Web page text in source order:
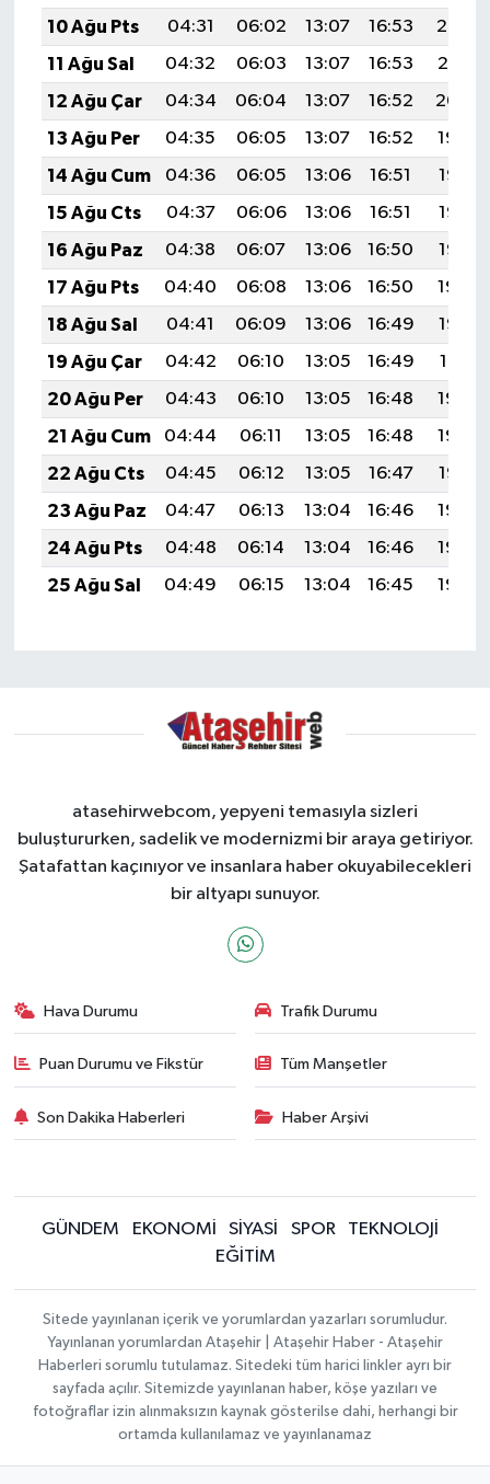
10 Ağu Pts
04:31 06:02 13:07 16:53
20:02
11 Ağu Sal
04:32 06:03 13:07 16:53
20:01
12 Ağu Çar
04:34 06:04 13:07 16:52
20:00
13 Ağu Per
04:35 06:05 13:07 16:52
19:59
14 Ağu Cum
04:36 06:05 13:06 16:51
19:57
15 Ağu Cts
04:37 06:06 13:06 16:51
19:56
16 Ağu Paz
04:38 06:07 13:06 16:50
19:55
17 Ağu Pts
04:40 06:08 13:06 16:50
19:54
18 Ağu Sal
04:41 06:09 13:06 16:49
19:52
19 Ağu Çar
04:42 06:10 13:05 16:49
19:51
20 Ağu Per
04:43 06:10 13:05 16:48
19:50
21 Ağu Cum
04:44 06:11 13:05 16:48
19:49
22 Ağu Cts
04:45 06:12 13:05 16:47
19:47
23 Ağu Paz
04:47 06:13 13:04 16:46
19:46
24 Ağu Pts
04:48 06:14 13:04 16:46
19:45
25 Ağu Sal
04:49 06:15 13:04 16:45 19:43
atasehirwebcom, yepyeni temasıyla sizleri
buluştururken, sadelik ve modernizmi bir araya getiriyor.
Şatafattan kaçınıyor ve insanlara haber okuyabilecekleri
bir altyapı sunuyor.
Hava Durumu Trafik Durumu
Puan Durumu ve Fikstür Tüm Manşetler
Son Dakika Haberleri Haber Arşivi
GÜNDEM EKONOMİ SİYASİ SPOR
TEKNOLOJİ
EĞİTİM
Sitede yayınlanan içerik ve yorumlardan yazarları sorumludur.
Yayınlanan yorumlardan Ataşehir | Ataşehir Haber - Ataşehir
Haberleri sorumlu tutulamaz. Sitedeki tüm harici linkler ayrı bir
sayfada açılır. Sitemizde yayınlanan haber, köşe yazıları ve
fotoğraflar izin alınmaksızın kaynak gösterilse dahi, herhangi bir
ortamda kullanılamaz ve yayınlanamaz